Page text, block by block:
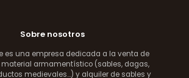
Sobre nosotros
es una empresa dedicada a la venta de
armamentístico (sables, dagas,
medievales...) y alquiler de sables y